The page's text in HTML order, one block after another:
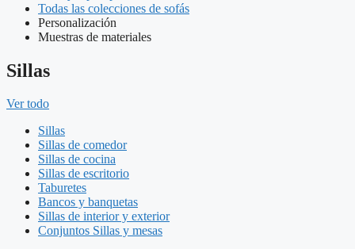
Todas las colecciones de sofás
Personalización
Muestras de materiales
Sillas
Ver todo
Sillas
Sillas de comedor
Sillas de cocina
Sillas de escritorio
Taburetes
Bancos y banquetas
Sillas de interior y exterior
Conjuntos Sillas y mesas